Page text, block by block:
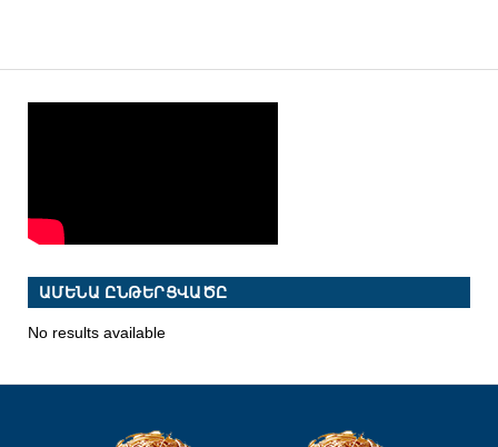
ԱՄԵՆԱ ԸՆԹԵՐՑՎԱԾԸ
No results available